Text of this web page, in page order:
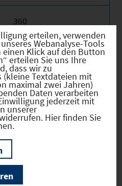
360
380
erteilen, verwenden
Webanalyse-Tools
Klick auf den Button
erteilen Sie uns Ihre
dass wir zu
(kleine Textdateien mit
maximal zwei Jahren)
Daten verarbeiten
jederzeit mit
unserer
Hier finden Sie